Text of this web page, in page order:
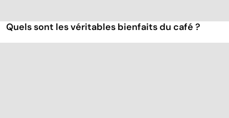
Quels sont les véritables bienfaits du café ?